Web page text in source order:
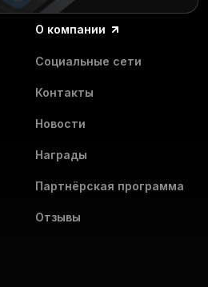
О компании
Социальные сети
Контакты
Новости
Награды
Партнёрская программа
Отзывы